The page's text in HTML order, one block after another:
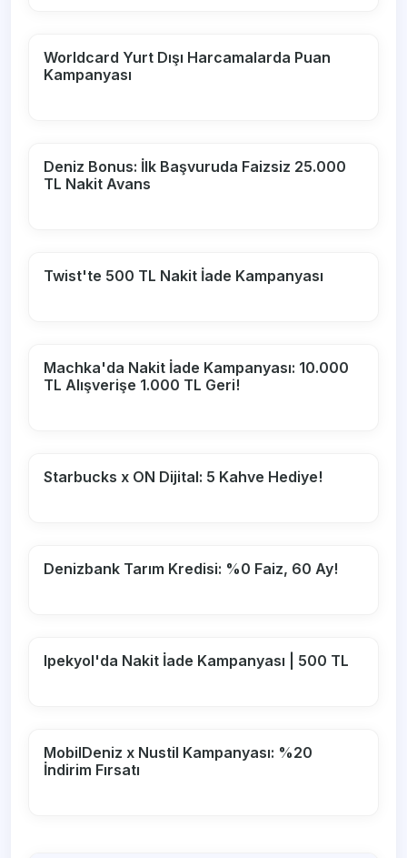
Worldcard Yurt Dışı Harcamalarda Puan
Kampanyası
Deniz Bonus: İlk Başvuruda Faizsiz 25.000
TL Nakit Avans
Twist'te 500 TL Nakit İade Kampanyası
Machka'da Nakit İade Kampanyası: 10.000
TL Alışverişe 1.000 TL Geri!
Starbucks x ON Dijital: 5 Kahve Hediye!
Denizbank Tarım Kredisi: %0 Faiz, 60 Ay!
Ipekyol'da Nakit İade Kampanyası | 500 TL
MobilDeniz x Nustil Kampanyası: %20
İndirim Fırsatı